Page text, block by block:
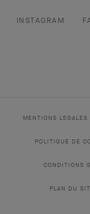
INSTAGRAM
MENTIONS LEGALES
POLITIQUE DE
CONDITIONS
PLAN DU